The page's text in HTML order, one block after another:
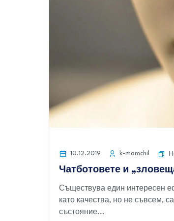
10.12.2019 k-momchil
Чатботовете и
Съществува един интересен
като качества, но не съвсем,
състояние...